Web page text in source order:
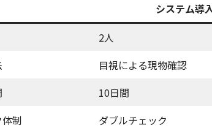
システム導
2人
目視による現物確認
10日間
制
ダブルチェック